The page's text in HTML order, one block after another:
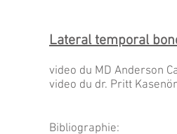
Lateral temporal
video du MD Anderson
video du dr. Pritt
Bibliographie: